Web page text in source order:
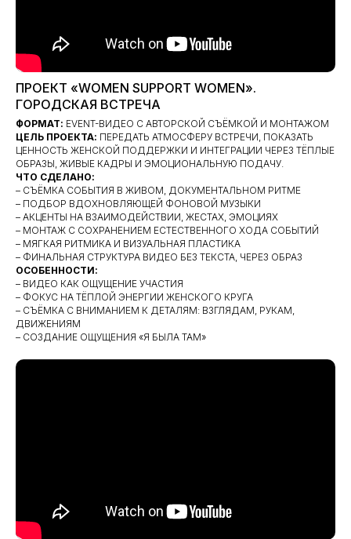
ПРОЕКТ «WOMEN SUPPORT WOMEN».
ГОРОДСКАЯ ВСТРЕЧА
ФОРМАТ: EVENT-ВИДЕО С АВТОРСКОЙ СЪЁМКОЙ И МОНТАЖОМ
ЦЕЛЬ ПРОЕКТА: ПЕРЕДАТЬ АТМОСФЕРУ ВСТРЕЧИ, ПОКАЗАТЬ
ЦЕННОСТЬ ЖЕНСКОЙ ПОДДЕРЖКИ И ИНТЕГРАЦИИ ЧЕРЕЗ ТЁПЛЫЕ
ОБРАЗЫ, ЖИВЫЕ КАДРЫ И ЭМОЦИОНАЛЬНУЮ ПОДАЧУ.
ЧТО СДЕЛАНО:
– СЪЁМКА СОБЫТИЯ В ЖИВОМ, ДОКУМЕНТАЛЬНОМ РИТМЕ
– ПОДБОР ВДОХНОВЛЯЮЩЕЙ ФОНОВОЙ МУЗЫКИ
– АКЦЕНТЫ НА ВЗАИМОДЕЙСТВИИ, ЖЕСТАХ, ЭМОЦИЯХ
– МОНТАЖ С СОХРАНЕНИЕМ ЕСТЕСТВЕННОГО ХОДА СОБЫТИЙ
– МЯГКАЯ РИТМИКА И ВИЗУАЛЬНАЯ ПЛАСТИКА
– ФИНАЛЬНАЯ СТРУКТУРА ВИДЕО БЕЗ ТЕКСТА, ЧЕРЕЗ ОБРАЗ
ОСОБЕННОСТИ:
– ВИДЕО КАК ОЩУЩЕНИЕ УЧАСТИЯ
– ФОКУС НА ТЁПЛОЙ ЭНЕРГИИ ЖЕНСКОГО КРУГА
– СЪЁМКА С ВНИМАНИЕМ К ДЕТАЛЯМ: ВЗГЛЯДАМ, РУКАМ,
ДВИЖЕНИЯМ
– СОЗДАНИЕ ОЩУЩЕНИЯ «Я БЫЛА ТАМ»